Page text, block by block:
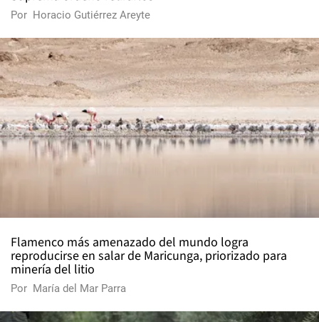
Por Horacio Gutiérrez Areyte
Flamenco más amenazado del mundo logra
reproducirse en salar de Maricunga, priorizado para
minería del litio
Por María del Mar Parra